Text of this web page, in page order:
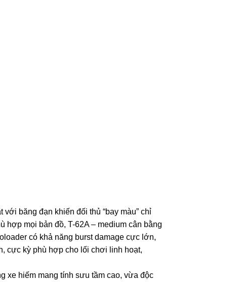
băng đạn khiến đối thủ “bay màu” chỉ
hợp mọi bản đồ, T-62A – medium cân bằng
có khả năng burst damage cực lớn,
cực kỳ phù hợp cho lối chơi linh hoạt,
xe hiếm mang tính sưu tầm cao, vừa độc